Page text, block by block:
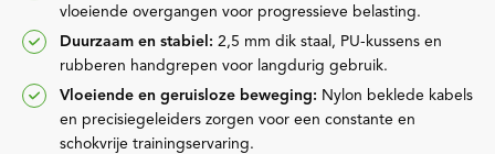
vloeiende overgangen voor progressieve belasting.
Duurzaam en stabiel: 2,5 mm dik staal, PU-kussens en
rubberen handgrepen voor langdurig gebruik.
Vloeiende en geruisloze beweging: Nylon beklede kabels
en precisiegeleiders zorgen voor een constante en
schokvrije trainingservaring.